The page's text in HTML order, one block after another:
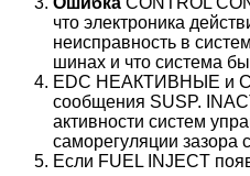
что электроника
неисправность в
шинах и что система
EDC НЕАКТИВНЫЕ
сообщения SUSP.
активности систем
саморегуляции зазора
Если FUEL INJECT